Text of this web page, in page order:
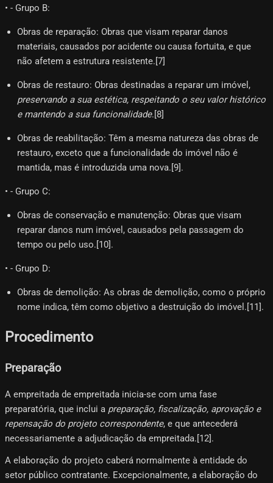
• - Grupo B:
Obras de reparação: Obras que visam reparar danos
materiais, causados por acidente ou causa fortuita, e que
não afetem a estrutura resistente.[7]​
Obras de restauro: Obras destinadas a reparar um imóvel,
preservando a sua estética, respeitando o seu valor histórico
e mantendo a sua funcionalidade.[8]​
Obras de reabilitação: Têm a mesma natureza das obras de
restauro, exceto que a funcionalidade do imóvel não é
mantida, mas é introduzida uma nova.[9]​.
• - Grupo C:
Obras de conservação e manutenção: Obras que visam
reparar danos num imóvel, causados pela passagem do
tempo ou pelo uso.[10]​.
• - Grupo D:
Obras de demolição: As obras de demolição, como o próprio
nome indica, têm como objetivo a destruição do imóvel.[11]​.
Procedimento
Preparação
A empreitada de empreitada inicia-se com uma fase
preparatória, que inclui a preparação, fiscalização, aprovação e
repensação do projeto correspondente, e que antecederá
necessariamente a adjudicação da empreitada.[12]​.
A elaboração do projeto caberá normalmente à entidade do
setor público contratante. Excepcionalmente, a elaboração do